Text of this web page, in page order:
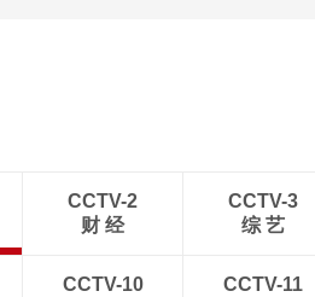
CCTV-2
财 经
CCTV-3
综 艺
CCTV-10
CCTV-11